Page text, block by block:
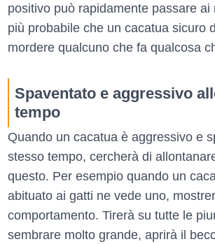
positivo può rapidamente passare ai
più probabile che un cacatua sicuro
mordere qualcuno che fa qualcosa
Spaventato e aggressivo
tempo
Quando un cacatua è aggressivo e
stesso tempo, cercherà di
questo. Per esempio quando un
abituato ai gatti ne vede uno,
comportamento. Tirerà su tutte le
sembrare molto grande, aprirà il